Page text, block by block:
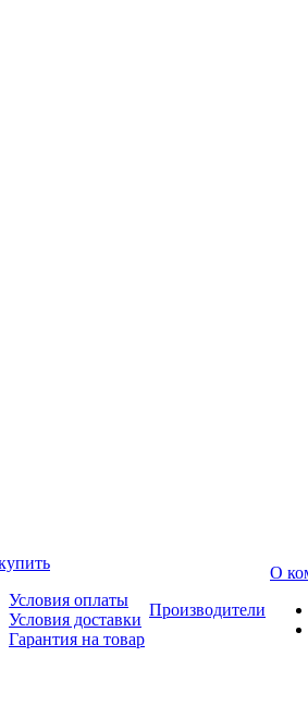
Условия оплаты
Условия доставки
Гарантия на товар
Производители
О